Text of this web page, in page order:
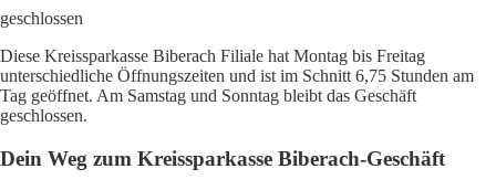
geschlossen
Diese Kreissparkasse Biberach Filiale hat Montag bis Freitag
unterschiedliche Öffnungszeiten und ist im Schnitt 6,75 Stunden am
Tag geöffnet. Am Samstag und Sonntag bleibt das Geschäft
geschlossen.
Dein Weg zum Kreissparkasse Biberach-Geschäft